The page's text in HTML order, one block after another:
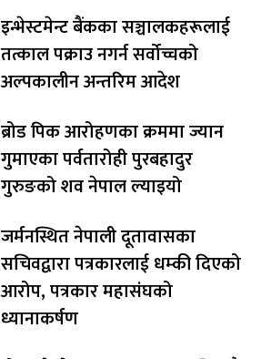
इन्भेस्टमेन्ट बैंकका सञ्चालकहरूलाई
तत्काल पक्राउ नगर्न सर्वोच्चको
अल्पकालीन अन्तरिम आदेश
ब्रोड पिक आरोहणका क्रममा ज्यान
गुमाएका पर्वतारोही पुरबहादुर
गुरुङको शव नेपाल ल्याइयो
जर्मनस्थित नेपाली दूतावासका
सचिवद्वारा पत्रकारलाई धम्की दिएको
आरोप, पत्रकार महासंघको
ध्यानाकर्षण